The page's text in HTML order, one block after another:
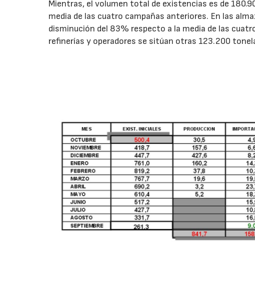
Mientras, el volumen total de existencias es de
media de las cuatro campañas anteriores. En las
disminución del 83% respecto a la media de las
refinerías y operadores se sitúan otras 123.200